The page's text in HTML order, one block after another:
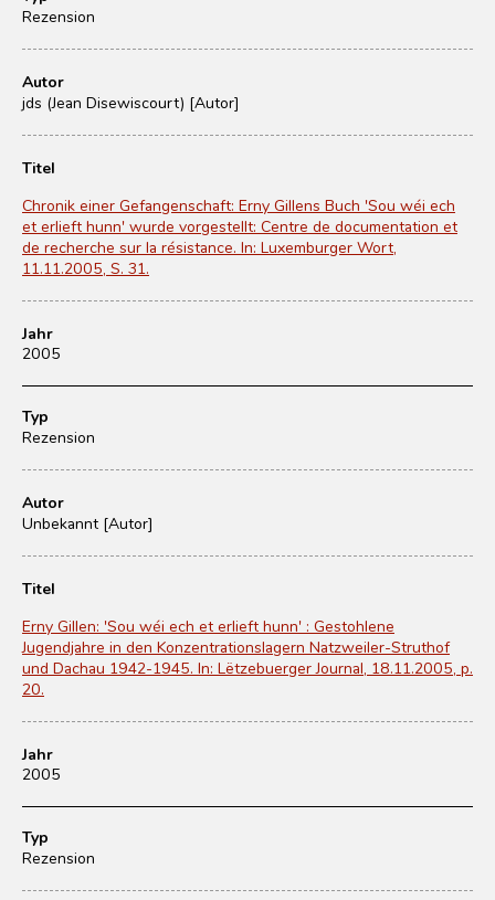
Rezension
Autor
jds (Jean Disewiscourt) [Autor]
Titel
Chronik einer Gefangenschaft: Erny Gillens Buch 'Sou wéi ech
et erlieft hunn' wurde vorgestellt: Centre de documentation et
de recherche sur la résistance. In: Luxemburger Wort,
11.11.2005, S. 31.
Jahr
2005
Typ
Rezension
Autor
Unbekannt [Autor]
Titel
Erny Gillen: 'Sou wéi ech et erlieft hunn' : Gestohlene
Jugendjahre in den Konzentrationslagern Natzweiler-Struthof
und Dachau 1942-1945. In: Lëtzebuerger Journal, 18.11.2005, p.
20.
Jahr
2005
Typ
Rezension